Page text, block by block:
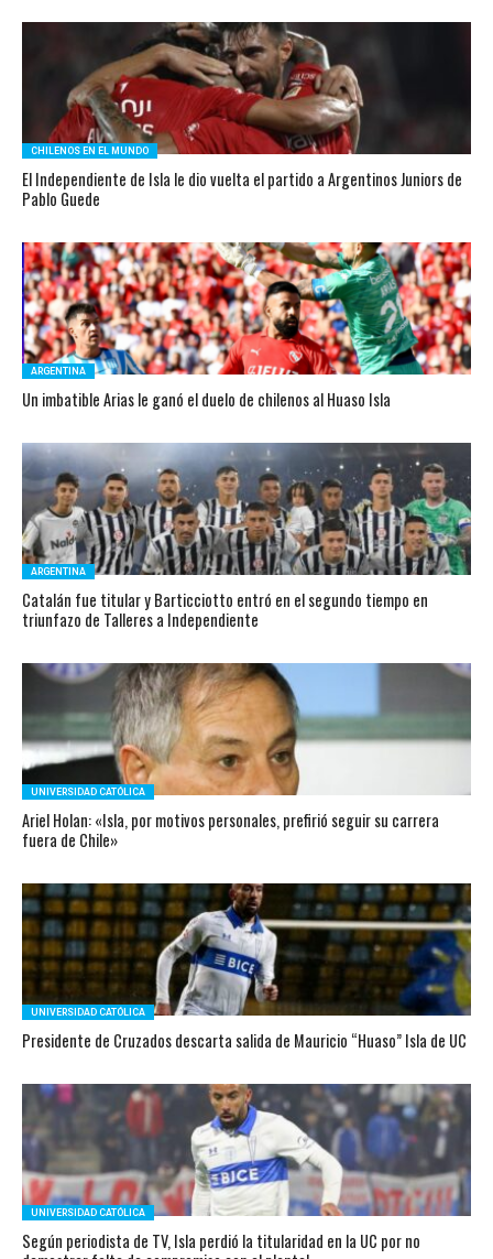
CHILENOS EN EL MUNDO
El Independiente de Isla le dio vuelta el partido a Argentinos Juniors de
Pablo Guede
ARGENTINA
Un imbatible Arias le ganó el duelo de chilenos al Huaso Isla
ARGENTINA
Catalán fue titular y Barticciotto entró en el segundo tiempo en
triunfazo de Talleres a Independiente
UNIVERSIDAD CATÓLICA
Ariel Holan: «Isla, por motivos personales, prefirió seguir su carrera
fuera de Chile»
UNIVERSIDAD CATÓLICA
Presidente de Cruzados descarta salida de Mauricio “Huaso” Isla de UC
UNIVERSIDAD CATÓLICA
Según periodista de TV, Isla perdió la titularidad en la UC por no